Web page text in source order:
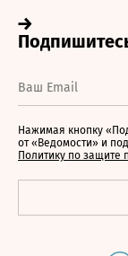
Нажимая кнопку
от «Ведомости» и
Политику по защите